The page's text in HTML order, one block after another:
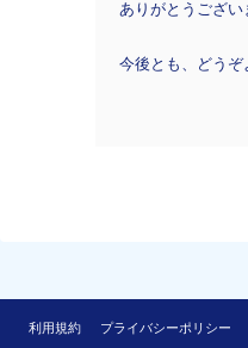
ありがとうござい
今後とも、どうぞ
利用規約 プライバシーポリシー